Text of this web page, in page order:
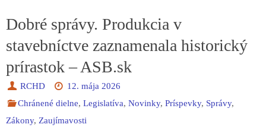
Dobré správy. Produkcia v
stavebníctve zaznamenala historický
prírastok – ASB.sk
RCHD
12. mája 2026
Chránené dielne,Legislatíva,Novinky,Príspevky, Správy,
Zákony, Zaujímavosti